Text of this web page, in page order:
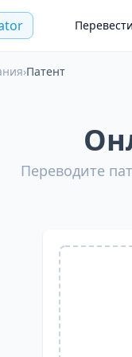
Перевести
›Патент
Переводите